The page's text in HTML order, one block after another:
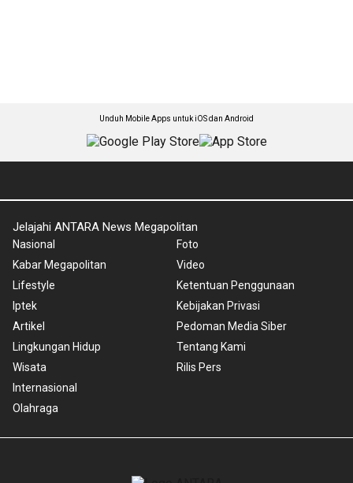
Unduh Mobile Apps untuk iOS dan Android
Jelajahi ANTARA News Megapolitan
Nasional
Kabar Megapolitan
Lifestyle
Iptek
Artikel
Lingkungan Hidup
Wisata
Internasional
Olahraga
Foto
Video
Ketentuan Penggunaan
Kebijakan Privasi
Pedoman Media Siber
Tentang Kami
Rilis Pers